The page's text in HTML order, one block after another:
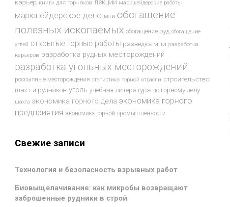
карьер книги для горняков лекции маркшейдерские работы
маркшейдерское дело мпи обогащение
полезных ископаемых обогащение руд обогащение
углей открытые горные работы разведка мпи разработка
карьеров разработка рудных месторождений
разработка угольных месторождений
россыпные месторождения статистика горной отрасли строительство
шахт и рудников уголь учебная литература по горному делу
шахта экономика горного дела экономика горного
предприятия экономика горной промышленности
Свежие записи
Технология и безопасность взрывных работ
Биовыщелачивание: как микробы возвращают
заброшенные рудники в строй